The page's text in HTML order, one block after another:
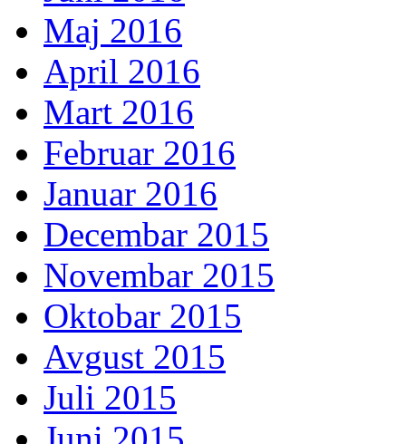
Maj 2016
April 2016
Mart 2016
Februar 2016
Januar 2016
Decembar 2015
Novembar 2015
Oktobar 2015
Avgust 2015
Juli 2015